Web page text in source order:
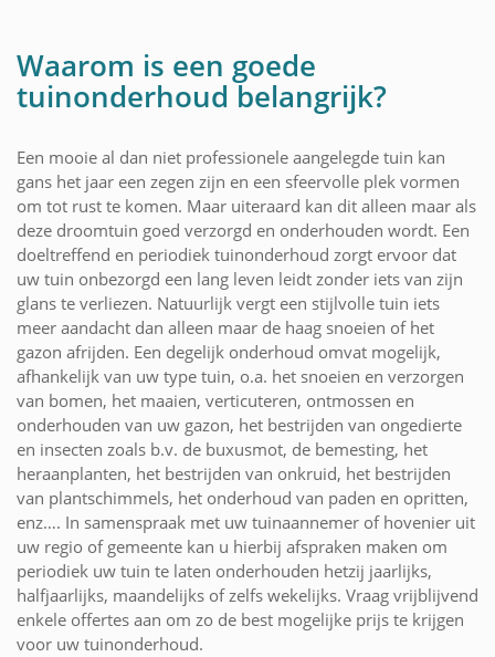
Waarom is een goede
tuinonderhoud belangrijk?
Een mooie al dan niet professionele aangelegde tuin kan
gans het jaar een zegen zijn en een sfeervolle plek vormen
om tot rust te komen. Maar uiteraard kan dit alleen maar als
deze droomtuin goed verzorgd en onderhouden wordt. Een
doeltreffend en periodiek tuinonderhoud zorgt ervoor dat
uw tuin onbezorgd een lang leven leidt zonder iets van zijn
glans te verliezen. Natuurlijk vergt een stijlvolle tuin iets
meer aandacht dan alleen maar de haag snoeien of het
gazon afrijden. Een degelijk onderhoud omvat mogelijk,
afhankelijk van uw type tuin, o.a. het snoeien en verzorgen
van bomen, het maaien, verticuteren, ontmossen en
onderhouden van uw gazon, het bestrijden van ongedierte
en insecten zoals b.v. de buxusmot, de bemesting, het
heraanplanten, het bestrijden van onkruid, het bestrijden
van plantschimmels, het onderhoud van paden en opritten,
enz…. In samenspraak met uw tuinaannemer of hovenier uit
uw regio of gemeente kan u hierbij afspraken maken om
periodiek uw tuin te laten onderhouden hetzij jaarlijks,
halfjaarlijks, maandelijks of zelfs wekelijks. Vraag vrijblijvend
enkele offertes aan om zo de best mogelijke prijs te krijgen
voor uw tuinonderhoud.